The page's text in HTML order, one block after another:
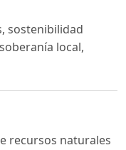
sostenibilidad
local,
recursos naturales